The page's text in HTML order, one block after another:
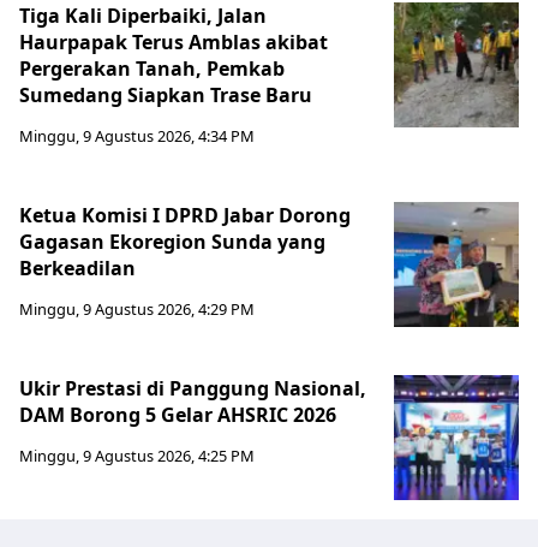
Tiga Kali Diperbaiki, Jalan
Haurpapak Terus Amblas akibat
Pergerakan Tanah, Pemkab
Sumedang Siapkan Trase Baru
Minggu, 9 Agustus 2026, 4:34 PM
Ketua Komisi I DPRD Jabar Dorong
Gagasan Ekoregion Sunda yang
Berkeadilan
Minggu, 9 Agustus 2026, 4:29 PM
Ukir Prestasi di Panggung Nasional,
DAM Borong 5 Gelar AHSRIC 2026
Minggu, 9 Agustus 2026, 4:25 PM